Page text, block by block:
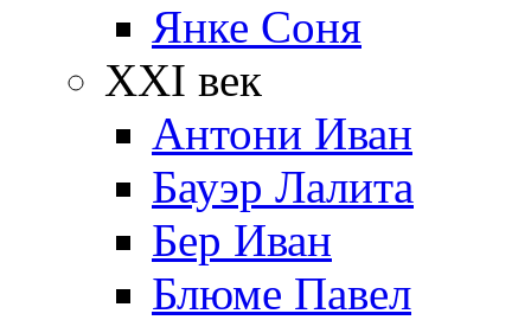
Янке Соня
XXI век
Антони Иван
Бауэр Лалита
Бер Иван
Блюме Павел